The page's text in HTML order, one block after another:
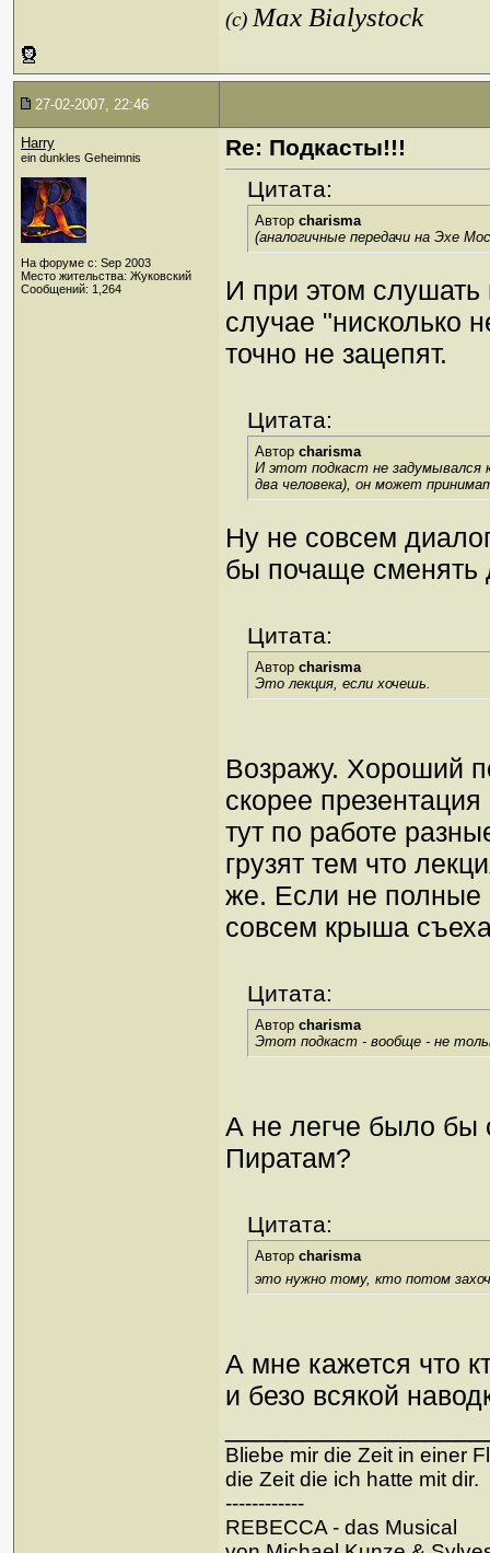
(c)Max Bialystock
27-02-2007, 22:46
Harry
ein dunkles Geheimnis
На форуме с: Sep 2003
Место жительства: Жуковский
Сообщений: 1,264
Re: Подкасты!!!
Цитата:
Автор charisma
(аналогичные передачи на Эхе
И при этом
случае "нисколько
точно не зацепят.
Цитата:
Автор charisma
И этот подкаст не задумывался
два человека), он может
Ну не совсем
бы почаще сменять
Цитата:
Автор charisma
Это лекция, если хочешь.
Возражу. Хороший
скорее
тут по работе
грузят тем что
же. Если не полные
совсем крыша
Цитата:
Автор charisma
Этот подкаст - вообще - не
А не легче было бы
Пиратам?
Цитата:
Автор charisma
это нужно тому, кто потом
А мне кажется что
и безо всякой
Bliebe mir die Zeit in einer
die Zeit die ich hatte mit dir.
------------
REBECCA - das Musical